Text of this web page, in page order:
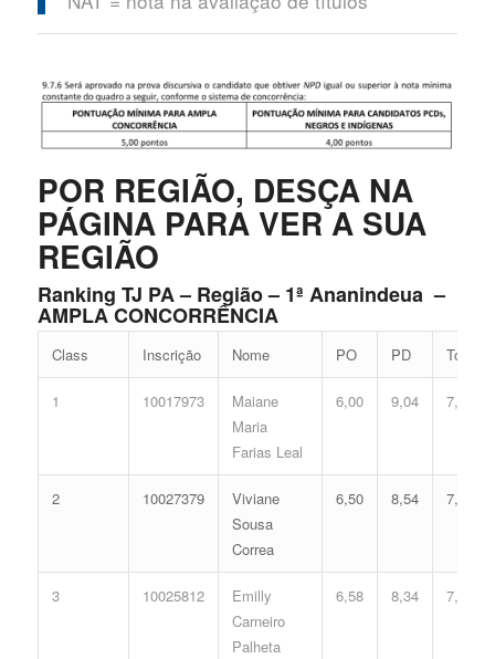
POR REGIÃO, DESÇA NA
PÁGINA PARA VER A SUA
REGIÃO
Ranking TJ PA – Região – 1ª Ananindeua –
AMPLA CONCORRÊNCIA
Class Inscrição Nome PO PD Total
1 10017973
Maiane
Maria
Farias Leal
6,00 9,04 7,16
2 10027379
Viviane
Sousa
Correa
6,50 8,54 7,16
3 10025812
Emilly
Carneiro
Palheta
6,58 8,34 7,10